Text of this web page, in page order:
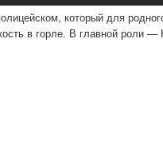
который для
в горле. В главной роли